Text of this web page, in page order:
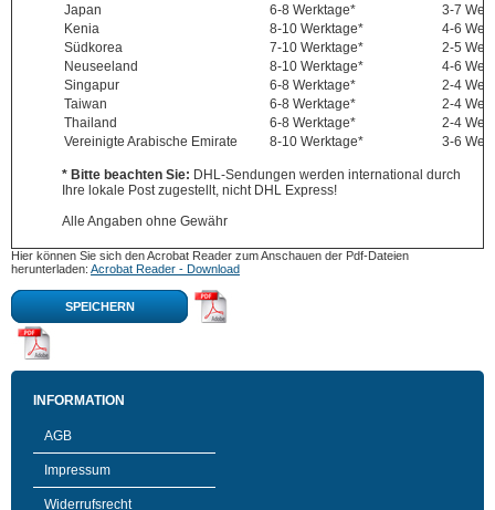
Japan
6-8 Werktage*
3-7
Kenia
8-10 Werktage*
4-6
Südkorea
7-10 Werktage*
2-5
Neuseeland
8-10 Werktage*
4-6
Singapur
6-8 Werktage*
2-4
Taiwan
6-8 Werktage*
2-4
Thailand
6-8 Werktage*
2-4
Vereinigte Arabische Emirate
8-10 Werktage* 3-6
* Bitte beachten Sie: DHL-Sendungen werden international durch
Ihre lokale Post zugestellt, nicht DHL Express!
Alle Angaben ohne Gewähr
Hier können Sie sich den Acrobat Reader zum Anschauen der Pdf-Dateien
herunterladen: Acrobat Reader - Download
SPEICHERN
INFORMATION
AGB
Impressum
Widerrufsrecht